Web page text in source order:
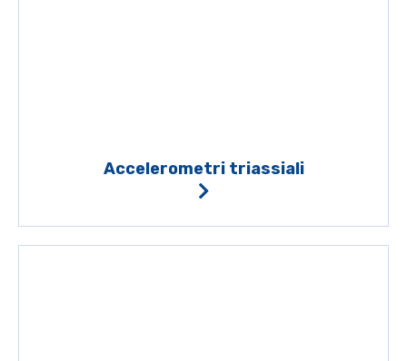
Accelerometri triassiali